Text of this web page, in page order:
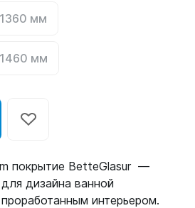
мм
мм
покрытие BetteGlasur —
дизайна ванной
интерьером.